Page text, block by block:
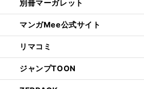
別冊マーガレット
マンガMee公式サイト
リマコミ
ジャンプTOON